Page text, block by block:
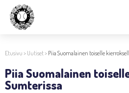
Etusivu > Uutiset> Piia Suomalainen toiselle
Piia Suomalainen
Sumterissa